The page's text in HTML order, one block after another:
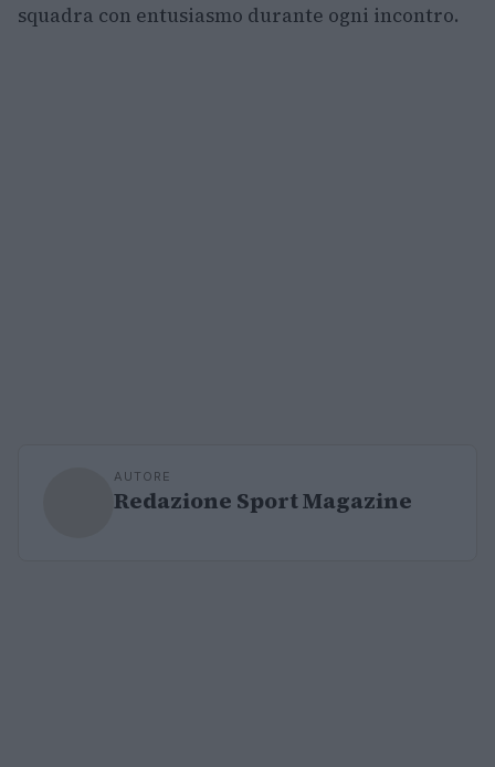
squadra con entusiasmo durante ogni incontro.
AUTORE
Redazione Sport Magazine